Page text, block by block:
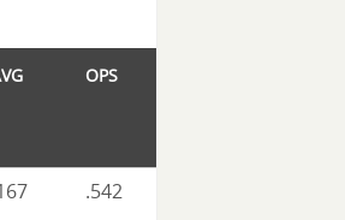
OPS
.542